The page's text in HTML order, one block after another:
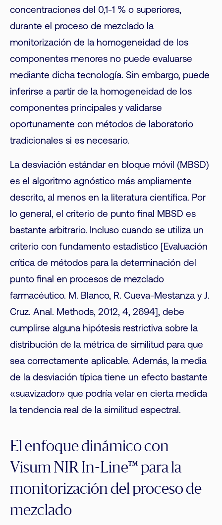
concentraciones del 0,1-1 % o superiores,
durante el proceso de mezclado la
monitorización de la homogeneidad de los
componentes menores no puede evaluarse
mediante dicha tecnología. Sin embargo, puede
inferirse a partir de la homogeneidad de los
componentes principales y validarse
oportunamente con métodos de laboratorio
tradicionales si es necesario.
La desviación estándar en bloque móvil (MBSD)
es el algoritmo agnóstico más ampliamente
descrito, al menos en la literatura científica. Por
lo general, el criterio de punto final MBSD es
bastante arbitrario. Incluso cuando se utiliza un
criterio con fundamento estadístico [Evaluación
crítica de métodos para la determinación del
punto final en procesos de mezclado
farmacéutico. M. Blanco, R. Cueva-Mestanza y J.
Cruz. Anal. Methods, 2012, 4, 2694], debe
cumplirse alguna hipótesis restrictiva sobre la
distribución de la métrica de similitud para que
sea correctamente aplicable. Además, la media
de la desviación típica tiene un efecto bastante
«suavizador» que podría velar en cierta medida
la tendencia real de la similitud espectral.
El enfoque dinámico con
Visum NIR In-Line™ para la
monitorización del proceso de
mezclado